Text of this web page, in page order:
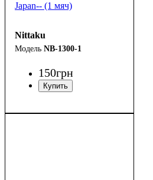
Japan-- (1 мяч)
Nittaku
NB-1300-1
150грн